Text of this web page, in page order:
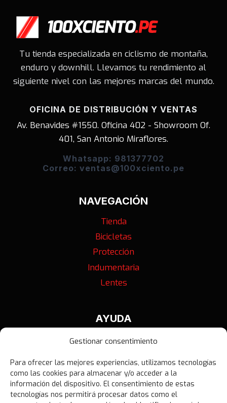
Gestionar consentimiento
Para ofrecer las mejores experiencias, utilizamos tecnologías
como las cookies para almacenar y/o acceder a la
información del dispositivo. El consentimiento de estas
tecnologías nos permitirá procesar datos como el
Tu tienda especializada en ciclismo de montaña,
enduro y downhill. Llevamos tu rendimiento al
siguiente nivel con las mejores marcas del mundo.
OFICINA DE DISTRIBUCIÓN Y VENTAS
Av. Benavides #1550. Oficina 402 - Showroom Of.
401, San Antonio Miraflores.
Whatsapp: 981377702
Correo: ventas@100xciento.pe
NAVEGACIÓN
Tienda
Bicicletas
Protección
Indumentaria
Lentes
AYUDA
Contáctanos
Política de Privacidad
Política de Devoluciones
Libro de Reclamaciones